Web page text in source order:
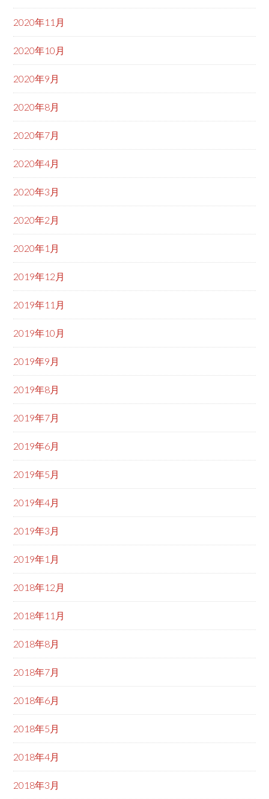
2020年11月
2020年10月
2020年9月
2020年8月
2020年7月
2020年4月
2020年3月
2020年2月
2020年1月
2019年12月
2019年11月
2019年10月
2019年9月
2019年8月
2019年7月
2019年6月
2019年5月
2019年4月
2019年3月
2019年1月
2018年12月
2018年11月
2018年8月
2018年7月
2018年6月
2018年5月
2018年4月
2018年3月